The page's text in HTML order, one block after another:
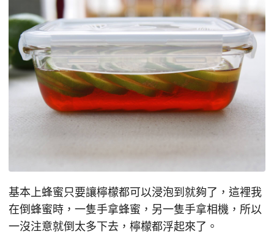
基本上蜂蜜只要讓檸檬都可以浸泡到就夠了，這裡我
在倒蜂蜜時，一隻手拿蜂蜜，另一隻手拿相機，所以
一沒注意就倒太多下去，檸檬都浮起來了。